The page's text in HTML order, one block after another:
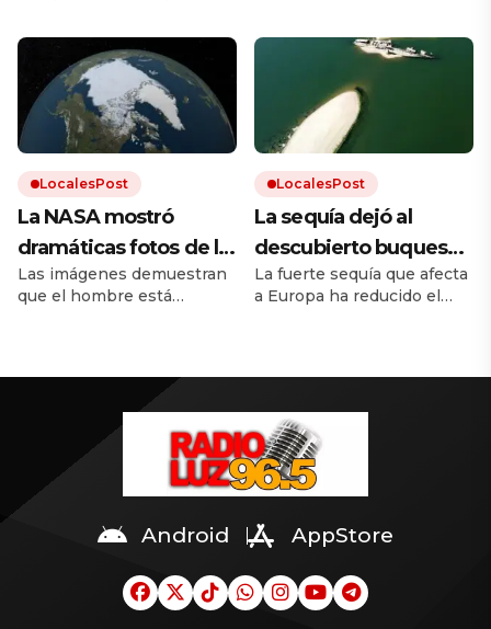
impacto de un
asteroide: «Volverá a
ocurrir»
de defensa planetaria para
evitar un fenómeno como
el que extinguió a los
dinosaurios.
recuperación
de trabajo. Debido a los
cruces con otras razas y a la
falta de un estándar oficial,
el dogo español estuvo al
borde la extinción.
LocalesPost
La NASA mostró
dramáticas fotos de la
Tierra antes y después
del cambio climático
Las imágenes demuestran
que el hombre está
desmontes. Y la
LocalesPost
La sequía dejó al
descubierto buques
de guerra nazis
hundidos en un río
La fuerte sequía que afecta
a Europa ha reducido el
los restos de decenas de
hundidos durante la
Segunda Guerra Mundial.
Android AppStore